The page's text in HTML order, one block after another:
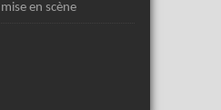
en scène